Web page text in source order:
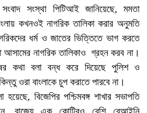
সংস্থা পিটিআই জানিয়েছে, মমতা
কখনওই নাগরিক তালিকা করার অনুমতি
ধর্ম ও জাতের ভিত্তিতে ভাগ করতে
নাগরিক তালিকাও গ্রহন করব না।
কথা বলা বন্ধ করে দিয়েছে পুলিশ ও
ওরা বাংলাকে চুপ করাতে পারবে না।
হয়েছে, বিজেপির পশ্চিমবঙ্গ শাখার সভাপতি